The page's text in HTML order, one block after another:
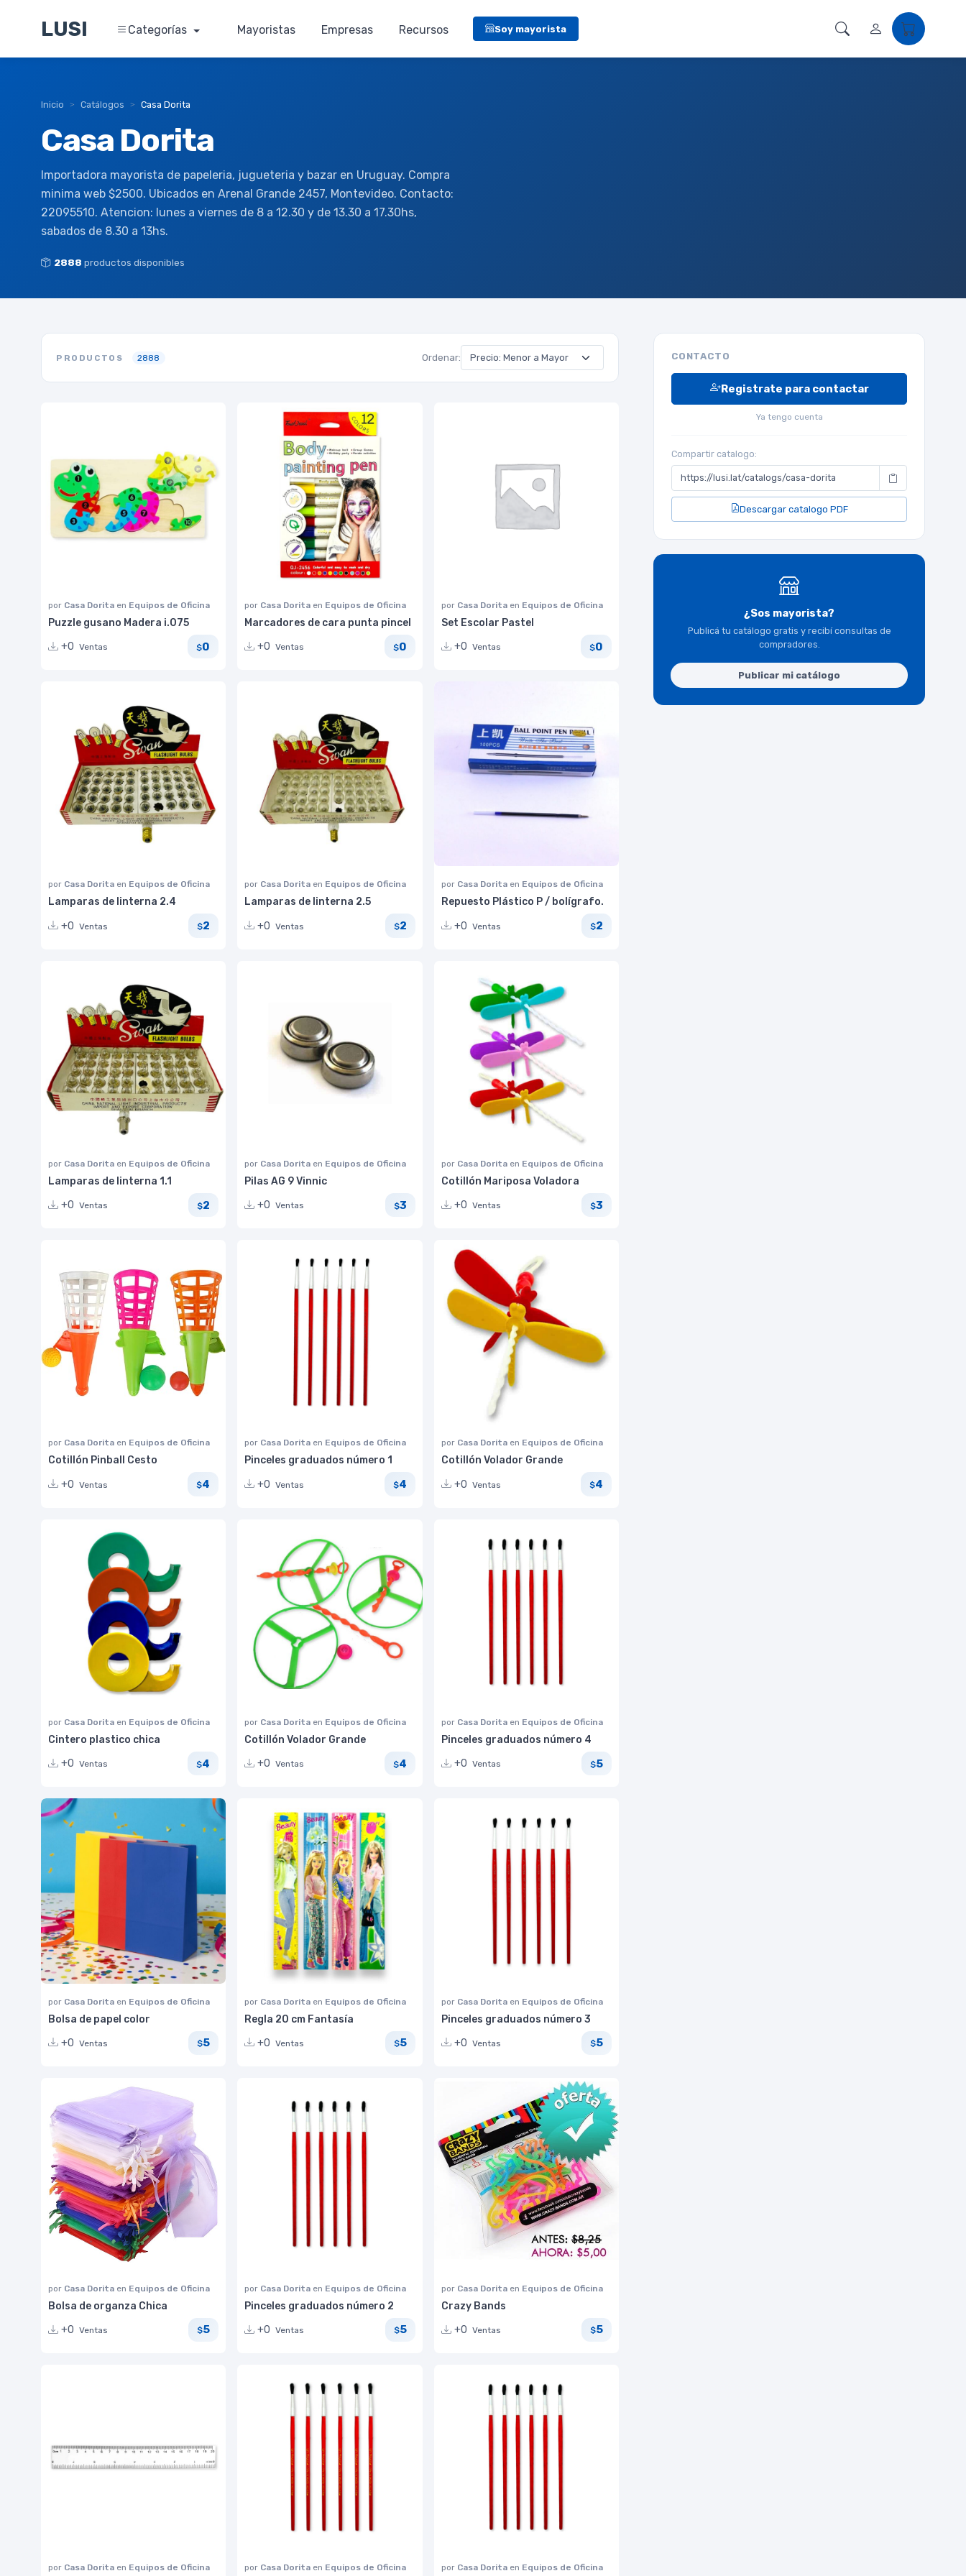
LUSI Categorías Mayoristas Empresas Recursos Soy mayorista
Inicio Catálogos Casa Dorita
Casa Dorita
Importadora mayorista de papeleria, jugueteria y bazar en Uruguay. Compra
minima web $2500. Ubicados en Arenal Grande 2457, Montevideo. Contacto:
22095510. Atencion: lunes a viernes de 8 a 12.30 y de 13.30 a 17.30hs,
sabados de 8.30 a 13hs.
2888 productos disponibles
PRODUCTOS 2888 Ordenar:
por Casa Dorita en Equipos de Oficina
Puzzle gusano Madera i.075
+0 Ventas $0
por Casa Dorita en Equipos de Oficina
Marcadores de cara punta pincel
+0 Ventas $0
por Casa Dorita en Equipos de Oficina
Set Escolar Pastel
+0 Ventas $0
por Casa Dorita en Equipos de Oficina
Lamparas de linterna 2.4
+0 Ventas $2
por Casa Dorita en Equipos de Oficina
Lamparas de linterna 2.5
+0 Ventas $2
por Casa Dorita en Equipos de Oficina
Repuesto Plástico P / bolígrafo.
+0 Ventas $2
por Casa Dorita en Equipos de Oficina
Lamparas de linterna 1.1
+0 Ventas $2
por Casa Dorita en Equipos de Oficina
Pilas AG 9 Vinnic
+0 Ventas $3
por Casa Dorita en Equipos de Oficina
Cotillón Mariposa Voladora
+0 Ventas $3
por Casa Dorita en Equipos de Oficina
Cotillón Pinball Cesto
+0 Ventas $4
por Casa Dorita en Equipos de Oficina
Pinceles graduados número 1
+0 Ventas $4
por Casa Dorita en Equipos de Oficina
Cotillón Volador Grande
+0 Ventas $4
por Casa Dorita en Equipos de Oficina
Cintero plastico chica
+0 Ventas $4
por Casa Dorita en Equipos de Oficina
Cotillón Volador Grande
+0 Ventas $4
por Casa Dorita en Equipos de Oficina
Pinceles graduados número 4
+0 Ventas $5
por Casa Dorita en Equipos de Oficina
Bolsa de papel color
+0 Ventas $5
por Casa Dorita en Equipos de Oficina
Regla 20 cm Fantasía
+0 Ventas $5
por Casa Dorita en Equipos de Oficina
Pinceles graduados número 3
+0 Ventas $5
por Casa Dorita en Equipos de Oficina
Bolsa de organza Chica
+0 Ventas $5
por Casa Dorita en Equipos de Oficina
Pinceles graduados número 2
+0 Ventas $5
por Casa Dorita en Equipos de Oficina
Crazy Bands
+0 Ventas $5
por Casa Dorita en Equipos de Oficina por Casa Dorita en Equipos de Oficina por Casa Dorita en Equipos de Oficina
CONTACTO
Registrate para contactar
Ya tengo cuenta
Compartir catalogo:
Descargar catalogo PDF
¿Sos mayorista?
Publicá tu catálogo gratis y recibí consultas de
compradores.
Publicar mi catálogo